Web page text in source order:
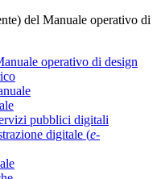
del Manuale operativo di
operativo di design
pubblici digitali
digitale (e-